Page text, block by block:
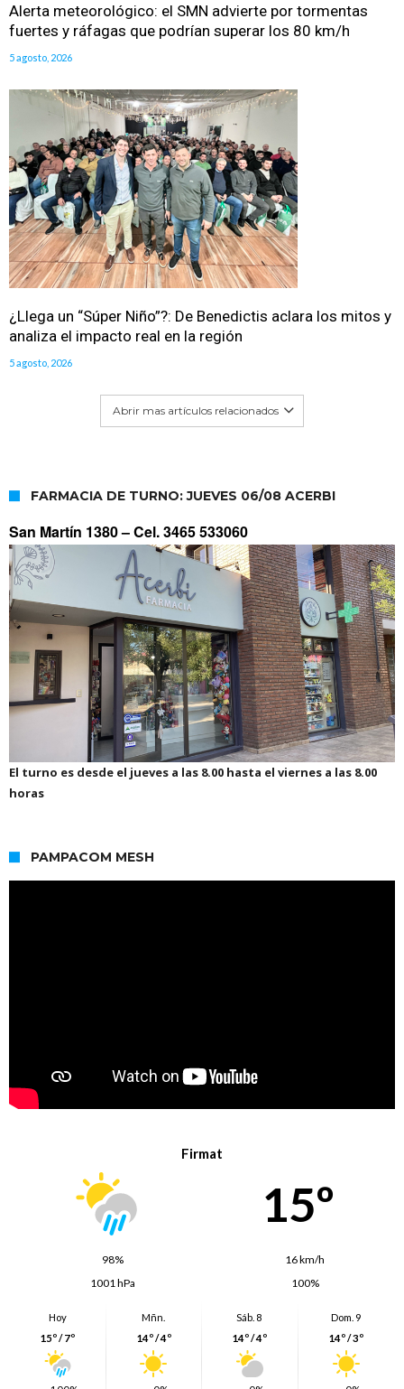
Alerta meteorológico: el SMN advierte por tormentas
fuertes y ráfagas que podrían superar los 80 km/h
5 agosto, 2026
¿Llega un “Súper Niño”?: De Benedictis aclara los mitos y
analiza el impacto real en la región
5 agosto, 2026
Abrir mas artículos relacionados
FARMACIA DE TURNO: JUEVES 06/08 ACERBI
San Martín 1380 –Cel. 3465 533060
El turno es desde el jueves a las 8.00 hasta el viernes a las 8.00
horas
PAMPACOM MESH
Firmat
15º
98%
16 km/h
1001 hPa
100%
Hoy
15º / 7º
Mñn.
14º / 4º
Sáb. 8
14º / 4º
Dom. 9
14º / 3º